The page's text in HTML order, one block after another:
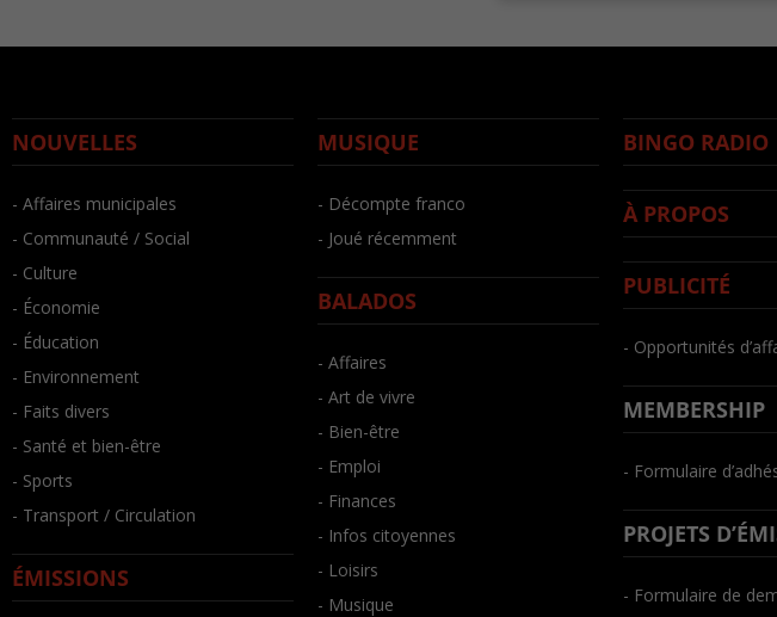
NOUVELLES
- Affaires municipales
- Communauté / Social
- Culture
- Économie
- Éducation
- Environnement
- Faits divers
- Santé et bien-être
- Sports
- Transport / Circulation
ÉMISSIONS
MUSIQUE
- Décompte franco
- Joué récemment
BALADOS
- Affaires
- Art de vivre
- Bien-être
- Emploi
- Finances
- Infos citoyennes
- Loisirs
- Musique
BINGO RADIO
À PROPOS
PUBLICITÉ
- Opportunités
MEMBERSHIP
- Formulaire
PROJETS
- Formulaire de